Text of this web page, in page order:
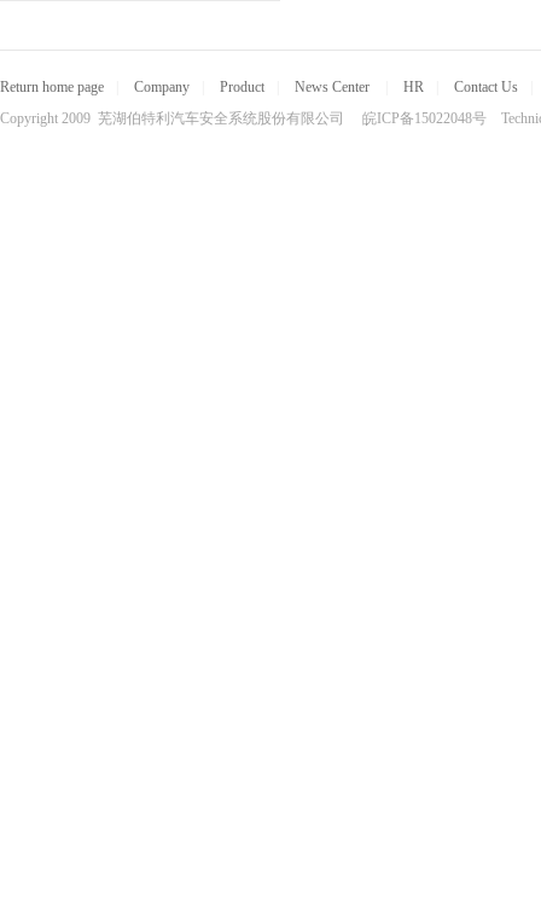
Return home page Company Product News Center HR Contact Us
Copyright 2009 芜湖伯特利汽车安全系统股份有限公司 皖ICP备15022048号